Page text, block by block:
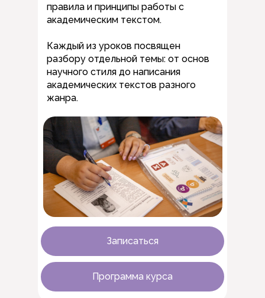
правила и принципы работы с
академическим текстом.
Каждый из уроков посвящен
разбору отдельной темы: от основ
научного стиля до написания
академических текстов разного
жанра.
Программа курса
Записаться